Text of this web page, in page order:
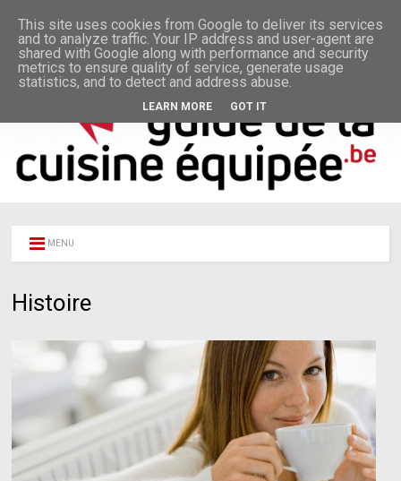
MENU
Histoire
This site uses cookies from Google to deliver its services
and to analyze traffic. Your IP address and user-agent are
shared with Google along with performance and security
metrics to ensure quality of service, generate usage
statistics, and to detect and address abuse.
LEARN MORE GOT IT